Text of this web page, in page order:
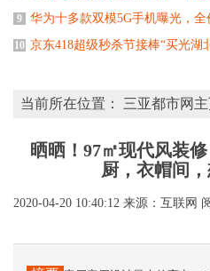
9 华为十多款双模5G手机曝光，全
10 京东418超级秒杀节接棒“买光湖
当前所在位置： 三亚都市网
晒晒！97㎡现代风装
厨，衣帽间
2020-04-20 10:40:12 来源：互联网